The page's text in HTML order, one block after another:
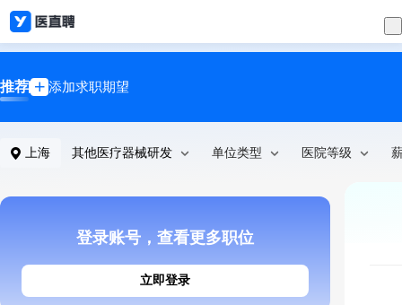
推荐 添加求职期望
上海 其他医疗器械研发 单位类型 医院等级
登录账号，查看更多职位
立即登录